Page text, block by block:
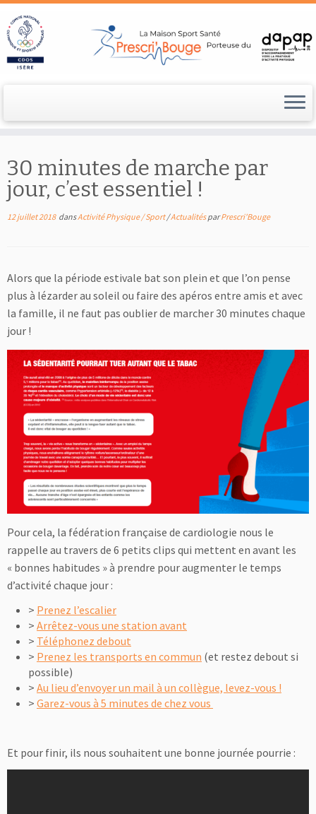
au
contenu
30 minutes de marche par
jour, c’est essentiel !
12 juillet 2018dansActivité Physique / Sport/ActualitésparPrescri'Bouge
Alors que la période estivale bat son plein et que l’on pense
plus à lézarder au soleil ou faire des apéros entre amis et avec
la famille, il ne faut pas oublier de marcher 30 minutes chaque
jour !
Pour cela, la fédération française de cardiologie nous le
rappelle au travers de 6 petits clips qui mettent en avant les
« bonnes habitudes » à prendre pour augmenter le temps
d’activité chaque jour :
> Prenez l’escalier
> Arrêtez-vous une station avant
> Téléphonez debout
> Prenez les transports en commun (et restez debout si
possible)
> Au lieu d’envoyer un mail à un collègue, levez-vous !
> Garez-vous à 5 minutes de chez vous
Et pour finir, ils nous souhaitent une bonne journée pourrie :